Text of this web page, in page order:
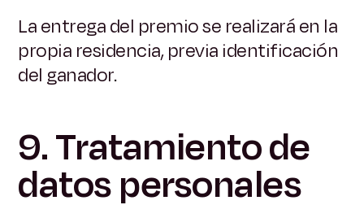
La entrega del premio se realizará en la
propia residencia, previa identificación
del ganador.
9. Tratamiento de
datos personales